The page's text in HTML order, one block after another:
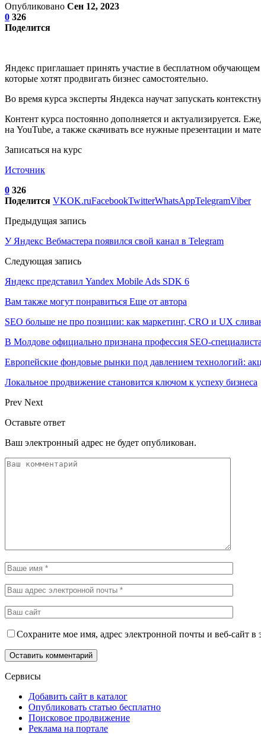
Опубликовано Сен 12, 2023
0 326
Поделится
Яндекс приглашает принять участие в бесплатном
которые хотят продвигать бизнес самостоятельно.
Во время курса эксперты Яндекса научат запускать
Контент курса постоянно дополняется и актуализируется.
на YouTube, а также скачивать все нужные презентации и
Записаться на курс
Источник
0 326
Поделится VKOK.ruFacebookTwitterWhatsAppTelegramViber
Предыдущая запись
У Яндекс Вебмастера появился свой канал в Telegram
Следующая запись
Яндекс представил Yandex Mobile Ads SDK 6
Вам также могут понравиться Еще от автора
SEO больше не про позиции: как маркетинг, CRO и UX
В Молдове официально признана профессия SEO-специалиста
Европейские фондовые рынки под давлением технологий:
Локальное продвижение становится ключом к успеху бизнеса
Prev Next
Оставьте ответ
Ваш электронный адрес не будет опубликован.
Сохраните мое имя, адрес электронной почты и веб-сайт в
Сервисы
Добавить сайт в каталог
Опубликовать статью бесплатно
Поисковое продвижение
Реклама на портале